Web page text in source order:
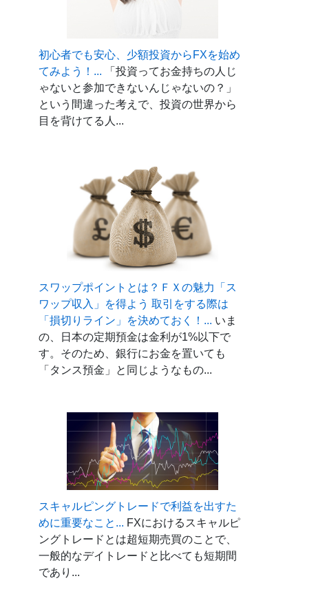
初心者でも安心、少額投資からFXを始め
てみよう！...
「投資ってお金持ちの人じ
ゃないと参加できないんじゃないの？」
という間違った考えで、投資の世界から
目を背けてる人...
スワップポイントとは？ＦＸの魅力「ス
ワップ収入」を得よう 取引をする際は
「損切りライン」を決めておく！... いま
の、日本の定期預金は金利が1%以下で
す。そのため、銀行にお金を置いても
「タンス預金」と同じようなもの...
スキャルピングトレードで利益を出すた
めに重要なこと... FXにおけるスキャルピ
ングトレードとは超短期売買のことで、
一般的なデイトレードと比べても短期間
であり...